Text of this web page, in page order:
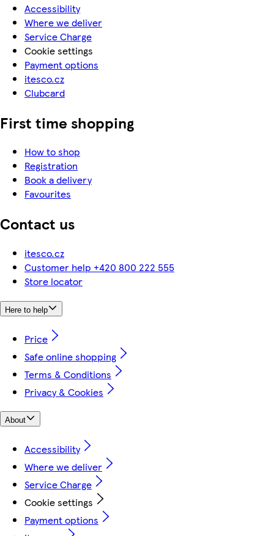
Accessibility
Where we deliver
Service Charge
Cookie settings
Payment options
itesco.cz
Clubcard
First time shopping
How to shop
Registration
Book a delivery
Favourites
Contact us
itesco.cz
Customer help +420 800 222 555
Store locator
Here to help
Price
Safe online shopping
Terms & Conditions
Privacy & Cookies
About
Accessibility
Where we deliver
Service Charge
Cookie settings
Payment options